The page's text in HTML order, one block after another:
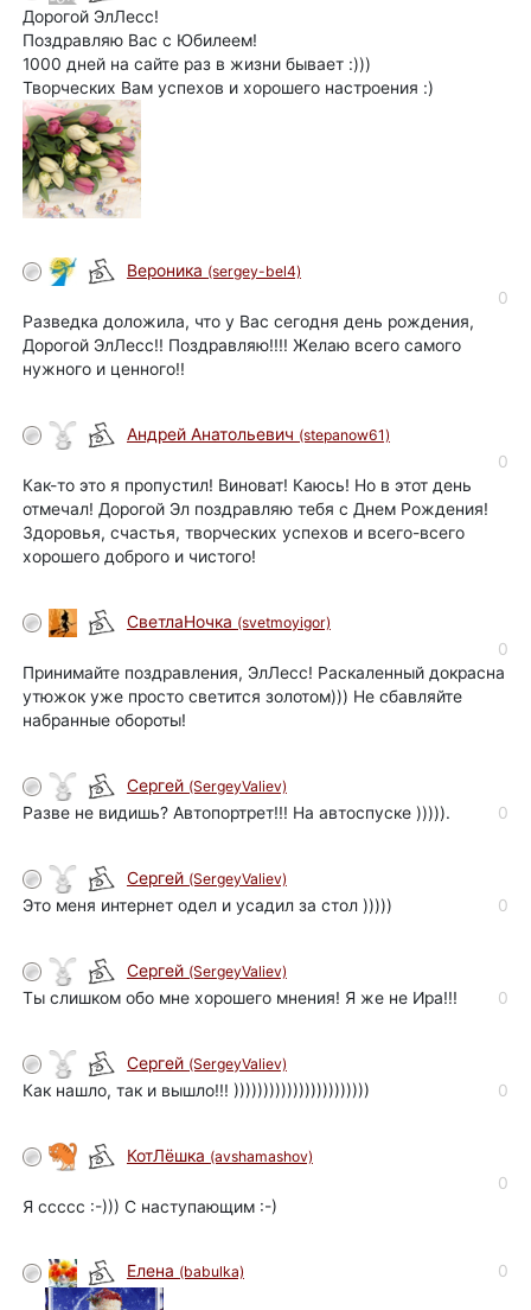
Дорогой ЭлЛесс!
Поздравляю Вас с Юбилеем!
1000 дней на сайте раз в жизни бывает :)))
Творческих Вам успехов и хорошего настроения :)
Вероника (sergey-bel4)
0
Разведка доложила, что у Вас сегодня день рождения,
Дорогой ЭлЛесс!! Поздравляю!!!! Желаю всего самого
нужного и ценного!!
Андрей Анатольевич (stepanow61)
0
Как-то это я пропустил! Виноват! Каюсь! Но в этот день
отмечал! Дорогой Эл поздравляю тебя с Днем Рождения!
Здоровья, счастья, творческих успехов и всего-всего
хорошего доброго и чистого!
СветлаНочка (svetmoyigor)
0
Принимайте поздравления, ЭлЛесс! Раскаленный докрасна
утюжок уже просто светится золотом))) Не сбавляйте
набранные обороты!
Сергей (SergeyValiev)
0
Разве не видишь? Автопортрет!!! На автоспуске ))))).
Сергей (SergeyValiev)
0
Это меня интернет одел и усадил за стол )))))
Сергей (SergeyValiev)
0
Ты слишком обо мне хорошего мнения! Я же не Ира!!!
Сергей (SergeyValiev)
0
Как нашло, так и вышло!!! )))))))))))))))))))))))
КотЛёшка (avshamashov)
0
Я ссссс :-))) С наступающим :-)
Елена (babulka) 0